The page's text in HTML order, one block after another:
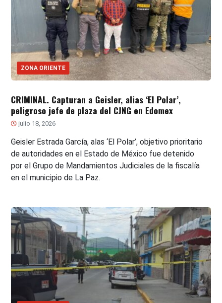
ZONA ORIENTE
CRIMINAL. Capturan a Geisler, alias ‘El Polar’,
peligroso jefe de plaza del CJNG en Edomex
julio 18, 2026
Geisler Estrada García, alas ‘El Polar’, objetivo prioritario
de autoridades en el Estado de México fue detenido
por el Grupo de Mandamientos Judiciales de la fiscalía
en el municipio de La Paz.